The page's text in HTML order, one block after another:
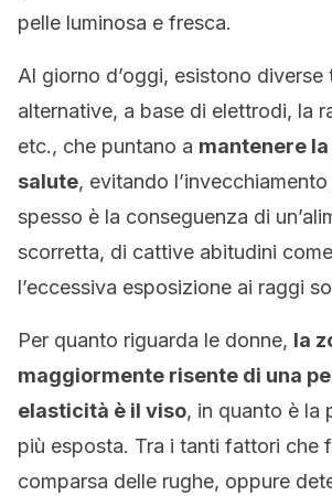
pelle luminosa e fresca.
Al giorno d’oggi, esistono diverse
alternative, a base di elettrodi, la
etc., che puntano a mantenere
salute, evitando
spesso è la conseguenza di
scorretta, di cattive abitudini
l’eccessiva esposizione ai raggi
Per quanto riguarda le donne, la
maggiormente risente di una
elasticità è il viso, in quanto è la
più esposta. Tra i tanti fattori che
comparsa delle rughe, oppure